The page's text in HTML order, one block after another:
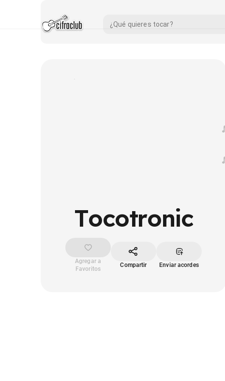
Tocotronic
Agregar a
Favoritos
Compartir Enviar acordes